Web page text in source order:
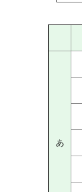
あ